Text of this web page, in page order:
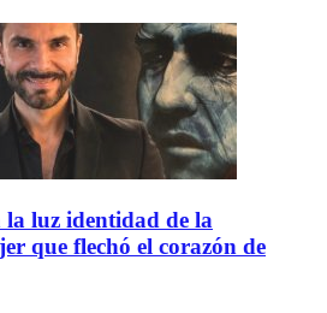
la luz identidad de la
que flechó el corazón de